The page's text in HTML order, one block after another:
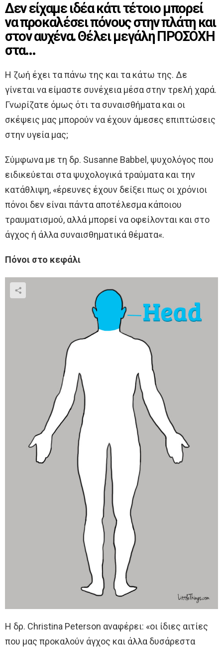
Δεν είχαμε ιδέα κάτι τέτοιο μπορεί
να προκαλέσει πόνους στην πλάτη και
στον αυχένα. Θέλει μεγάλη ΠΡΟΣΟΧΗ
στα…
Η ζωή έχει τα πάνω της και τα κάτω της. Δε
γίνεται να είμαστε συνέχεια μέσα στην τρελή χαρά.
Γνωρίζατε όμως ότι τα συναισθήματα και οι
σκέψεις μας μπορούν να έχουν άμεσες επιπτώσεις
στην υγεία μας;
Σύμφωνα με τη δρ. Susanne Babbel, ψυχολόγος που
ειδικεύεται στα ψυχολογικά τραύματα και την
κατάθλιψη, «έρευνες έχουν δείξει πως οι χρόνιοι
πόνοι δεν είναι πάντα αποτέλεσμα κάποιου
τραυματισμού, αλλά μπορεί να οφείλονται και στο
άγχος ή άλλα συναισθηματικά θέματα«.
Πόνοι στο κεφάλι
Η δρ. Christina Peterson αναφέρει: «οι ίδιες αιτίες
που μας προκαλούν άγχος και άλλα δυσάρεστα